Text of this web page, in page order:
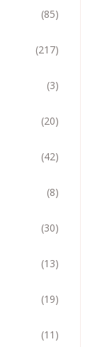
(85)
(217)
(3)
(20)
(42)
(8)
(30)
(13)
(19)
(11)